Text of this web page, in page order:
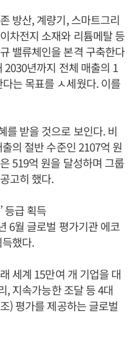
방산, 계량기, 스마트그리
차전지 소재와 리튬메탈 등
밸류체인을 본격 구축한다
2030년까지 전체 매출의 1
는 목표를 ㅅ세웠다. 이를
를 받을 것으로 보인다. 비
의 절반 수준인 2107억 원
519억 원을 달성하며 그룹
고히 했다.
등급 획득
6월 글로벌 평가기관 에코
득했다.
세계 15만여 개 기업을 대
, 지속가능한 조달 등 4대
) 평가를 제공하는 글로벌